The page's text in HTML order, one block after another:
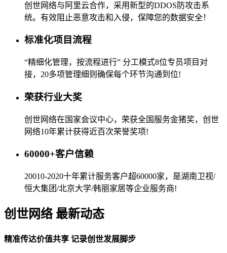
创世网络与阿里云合作，采用新型的DDOS防攻击系
统。有效阻止恶意攻击和入侵，保障您的数据安全！
标准化项目流程
“精细化管理，按流程进行” 分工模式8位专员项目对
接，20多项管理细则确保每个环节沟通到位!
荣获行业大奖
创世网络在国家会议中心，荣获全国服务金猪奖，创世
网络10年累计获得近百次荣誉奖项!
60000+客户信赖
20010-2020十年累计服务客户超60000家，是湖南卫视/
恒大集团/北京大学/韩丽家居等企业服务商!
创世网络 最新动态
精准传达价值共享 记录创世发展脚步